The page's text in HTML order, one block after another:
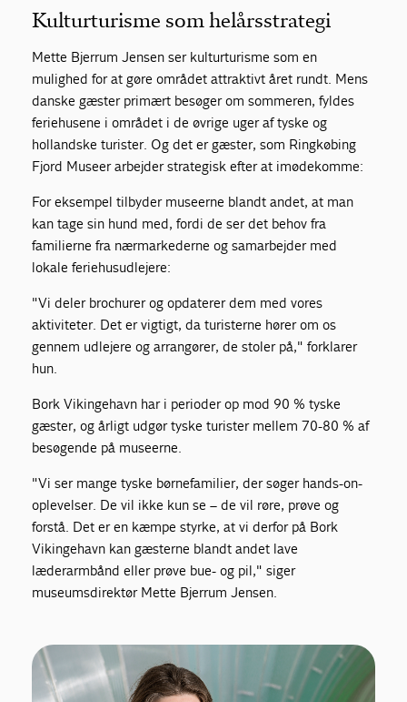
Kulturturisme som helårsstrategi
Mette Bjerrum Jensen ser kulturturisme som en
mulighed for at gøre området attraktivt året rundt. Mens
danske gæster primært besøger om sommeren, fyldes
feriehusene i området i de øvrige uger af tyske og
hollandske turister. Og det er gæster, som Ringkøbing
Fjord Museer arbejder strategisk efter at imødekomme:
For eksempel tilbyder museerne blandt andet, at man
kan tage sin hund med, fordi de ser det behov fra
familierne fra nærmarkederne og samarbejder med
lokale feriehusudlejere:
"Vi deler brochurer og opdaterer dem med vores
aktiviteter. Det er vigtigt, da turisterne hører om os
gennem udlejere og arrangører, de stoler på," forklarer
hun.
Bork Vikingehavn har i perioder op mod 90 % tyske
gæster, og årligt udgør tyske turister mellem 70-80 % af
besøgende på museerne.
"Vi ser mange tyske børnefamilier, der søger hands-on-
oplevelser. De vil ikke kun se – de vil røre, prøve og
forstå. Det er en kæmpe styrke, at vi derfor på Bork
Vikingehavn kan gæsterne blandt andet lave
læderarmbånd eller prøve bue- og pil," siger
museumsdirektør Mette Bjerrum Jensen.